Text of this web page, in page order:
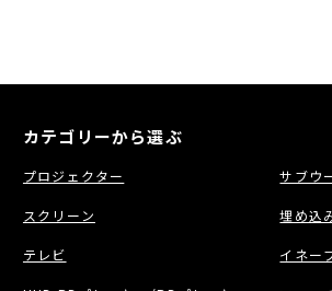
カテゴリーから選ぶ
プロジェクター
スクリーン
テレビ
サブウ
埋め込
イネー